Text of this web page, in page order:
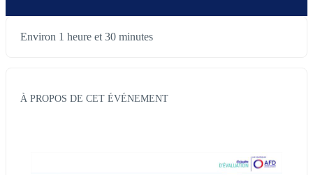
Environ 1 heure et 30 minutes
À PROPOS DE CET ÉVÉNEMENT